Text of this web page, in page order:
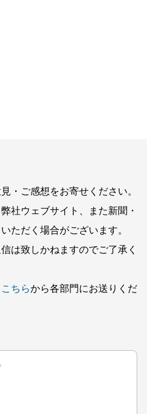
・ご感想をお寄せください。
社ウェブサイト、また新聞・
ただく場合がございます。
は致しかねますのでご了承く
こちらから各部門にお送りくだ